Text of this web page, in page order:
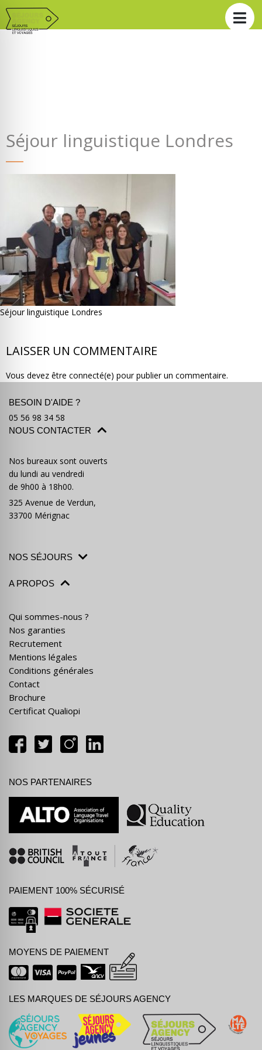
Séjour linguistique Londres
Séjour linguistique Londres
LAISSER UN COMMENTAIRE
Vous devez être connecté(e) pour publier un commentaire.
BESOIN D'AIDE ?
05 56 98 34 58
NOUS CONTACTER
Nos bureaux sont ouverts
du lundi au vendredi
de 9h00 à 18h00.
325 Avenue de Verdun,
33700 Mérignac
NOS SÉJOURS
A PROPOS
Qui sommes-nous ?
Nos garanties
Recrutement
Mentions légales
Conditions générales
Contact
Brochure
Certificat Qualiopi
NOS PARTENAIRES
PAIEMENT 100% SÉCURISÉ
MOYENS DE PAIEMENT
LES MARQUES DE SÉJOURS AGENCY